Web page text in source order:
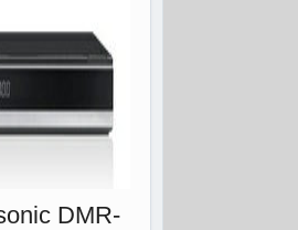
DMR-